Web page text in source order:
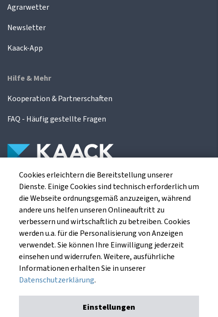
Agrarwetter
Newsletter
Kaack-App
Hilfe & Mehr
Kooperation & Partnerschaften
FAQ - Häufig gestellte Fragen
Die Kaack Terminhandel GmbH ist ein
Finanzdienstleistungsinstitut für die europäischen
Agrarterminbörsen.
Kaack Terminhandel GmbH
Am Markt 8
49661 Cloppenburg
Datenschutzerklärung
Cookies erleichtern die Bereitstellung unserer
Dienste. Einige Cookies sind technisch erforderlich um
die Webseite ordnungsgemäß anzuzeigen, während
andere uns helfen unseren Onlineauftritt zu
verbessern und wirtschaftlich zu betreiben. Cookies
werden u.a. für die Personalisierung von Anzeigen
verwendet. Sie können Ihre Einwilligung jederzeit
einsehen und widerrufen. Weitere, ausführliche
Informationen erhalten Sie in unserer
Datenschutzerklärung.
Einstellungen